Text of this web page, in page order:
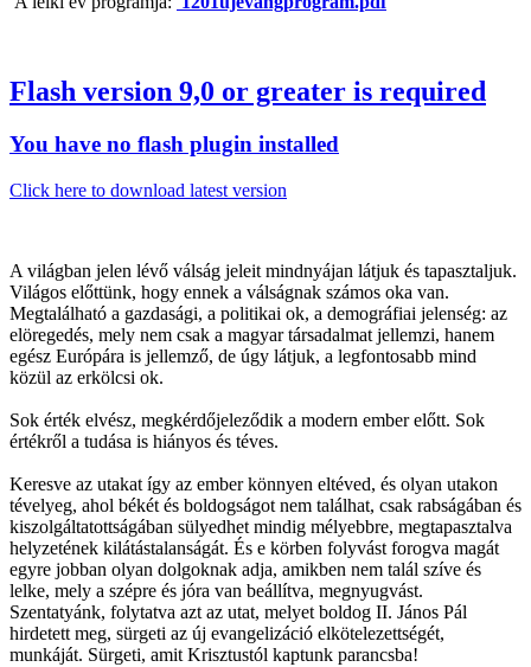
Flash version 9,0 or greater is required
You have no flash plugin installed
Click here to download latest version
A világban jelen lévő válság jeleit mindnyájan látjuk és tapasztaljuk.
Világos előttünk, hogy ennek a válságnak számos oka van.
Megtalálható a gazdasági, a politikai ok, a demográfiai jelenség: az
elöregedés, mely nem csak a magyar társadalmat jellemzi, hanem
egész Európára is jellemző, de úgy látjuk, a legfontosabb mind
közül az erkölcsi ok.
Sok érték elvész, megkérdőjeleződik a modern ember előtt. Sok
értékről a tudása is hiányos és téves.
Keresve az utakat így az ember könnyen eltéved, és olyan utakon
tévelyeg, ahol békét és boldogságot nem találhat, csak rabságában és
kiszolgáltatottságában sülyedhet mindig mélyebbre, megtapasztalva
helyzetének kilátástalanságát. És e körben folyvást forogva magát
egyre jobban olyan dolgoknak adja, amikben nem talál szíve és
lelke, mely a szépre és jóra van beállítva, megnyugvást.
Szentatyánk, folytatva azt az utat, melyet boldog II. János Pál
hirdetett meg, sürgeti az új evangelizáció elkötelezettségét,
munkáját. Sürgeti, amit Krisztustól kaptunk parancsba!